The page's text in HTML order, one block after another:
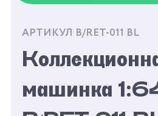
АРТИКУЛ B/RET-011 BL
машинка